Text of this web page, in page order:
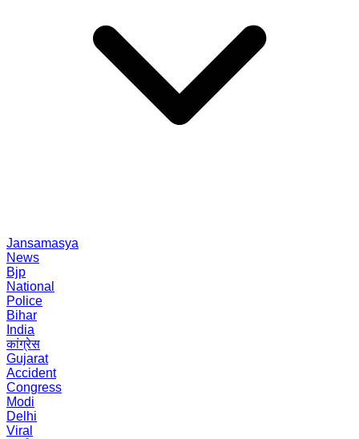
Jansamasya
News
Bjp
National
Police
Bihar
India
कांग्रेस
Gujarat
Accident
Congress
Modi
Delhi
Viral